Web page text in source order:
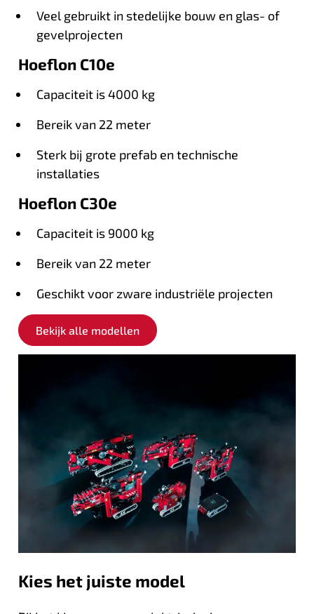
Veel gebruikt in stedelijke bouw en glas- of
gevelprojecten
Hoeflon C10e
Capaciteit is 4000 kg
Bereik van 22 meter
Sterk bij grote prefab en technische
installaties
Hoeflon C30e
Capaciteit is 9000 kg
Bereik van 22 meter
Geschikt voor zware industriële projecten
Bekijk alle modellen
Kies het juiste model